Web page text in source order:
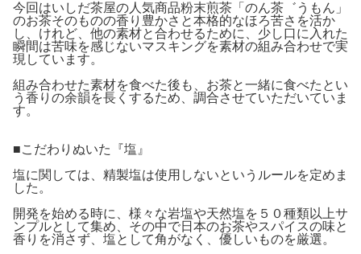
今回はいしだ茶屋の人気商品粉末煎茶「のん茶゛うもん」
のお茶そのものの香り豊かさと本格的なほろ苦さを活か
し、けれど、他の素材と合わせるために、少し口に入れた
瞬間は苦味を感じないマスキングを素材の組み合わせで実
現しています。
組み合わせた素材を食べた後も、お茶と一緒に食べたとい
う香りの余韻を長くするため、調合させていただいていま
す。
■こだわりぬいた『塩』
塩に関しては、精製塩は使用しないというルールを定めま
した。
開発を始める時に、様々な岩塩や天然塩を５０種類以上サ
ンプルとして集め、その中で日本のお茶やスパイスの味と
香りを消さず、塩として角がなく、優しいものを厳選。